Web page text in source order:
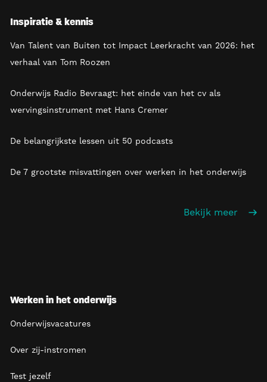
Inspiratie & kennis
Van Talent van Buiten tot Impact Leerkracht van 2026: het
verhaal van Tom Roozen
Onderwijs Radio Bevraagt: het einde van het cv als
wervingsinstrument met Hans Cremer
De belangrijkste lessen uit 50 podcasts
De 7 grootste misvattingen over werken in het onderwijs
Bekijk meer
Werken in het onderwijs
Onderwijsvacatures
Over zij-instromen
Test jezelf